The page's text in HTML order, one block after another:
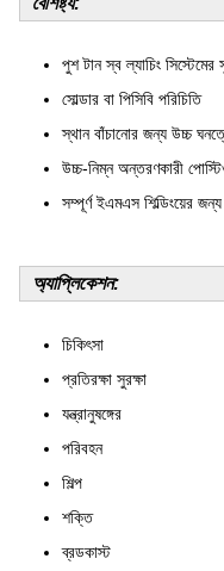
পুশ টান স্ব ল্যাচিং সিস্টেমের
সোল্ডার বা পিসিবি পরিচিতি
স্থান বাঁচানোর জন্য উচ্চ
উচ্চ-নিম্ন অন্তরণকারী
সম্পূর্ণ ইএমএস শিল্ডিংয়ের
অ্যাপ্লিকেশন:
চিকিৎসা
প্রতিরক্ষা সুরক্ষা
যন্ত্রানুষঙ্গের
পরিবহন
শিল্প
শক্তি
ব্রডকাস্ট